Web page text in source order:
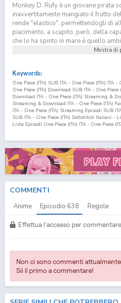
Monkey D. Rufy è un giovane pirata
inavvertitamente mangiato il frutto
rende "elastico", permettendogli di
piacimento, a scapito, però, della
che lo ha spinto in mare è quello
Mostra di
Keywords:
One Piece (ITA) SUB ITA - One Piece (ITA) ITA
One Piece (ITA) Download SUB ITA - One
Download ITA - One Piece (ITA) Streaming &
Streaming & Download ITA - One Piece (ITA)
ITA - One Piece (ITA) Streaming Episodi SUB
SUB ITA - One Piece (ITA) Sottotitoli Italiani -
Lista Episodi One Piece (ITA) ITA - One Piece
COMMENTI
Anime Episodio 638 Regole
Effettua l'accesso per commentare.
Non ci sono commenti
Sii il primo a commentare!